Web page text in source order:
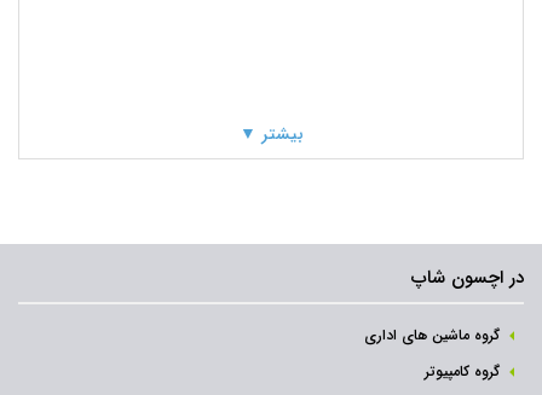
بیشتر ▼
در اچسون شاپ
گروه ماشین های اداری
گروه کامپیوتر